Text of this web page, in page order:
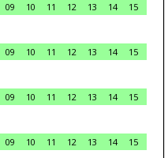
09 10 11 12 13 14
15
09 10 11 12 13 14
15
09 10 11 12 13 14
15
09 10 11 12 13 14
15